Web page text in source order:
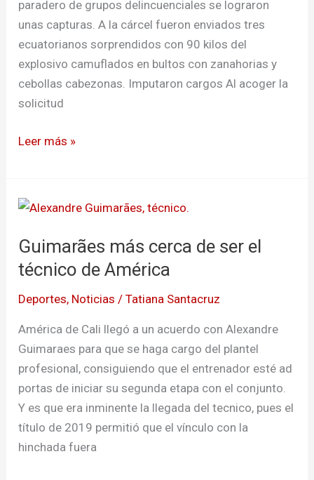
paradero de grupos delincuenciales se lograron
unas capturas. A la cárcel fueron enviados tres
ecuatorianos sorprendidos con 90 kilos del
explosivo camuflados en bultos con zanahorias y
cebollas cabezonas. Imputaron cargos Al acoger la
solicitud
Leer más »
Guimarães más cerca de ser el
técnico de América
Deportes, Noticias /Tatiana Santacruz
América de Cali llegó a un acuerdo con Alexandre
Guimaraes para que se haga cargo del plantel
profesional, consiguiendo que el entrenador esté ad
portas de iniciar su segunda etapa con el conjunto.
Y es que era inminente la llegada del tecnico, pues el
título de 2019 permitió que el vínculo con la
hinchada fuera
Guimarães
cerca
de
el
técnico
de
América